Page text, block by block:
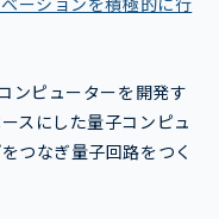
ンピューターを開発す
スにした量子コンピュ
つなぎ量子回路をつく